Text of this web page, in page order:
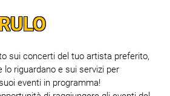
sui concerti del tuo artista preferito,
lo riguardano e sui servizi per
eventi in programma!